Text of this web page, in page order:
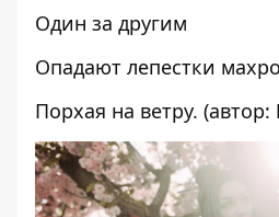
Один за другим
Опадают лепестки
Порхая на ветру. (автор: